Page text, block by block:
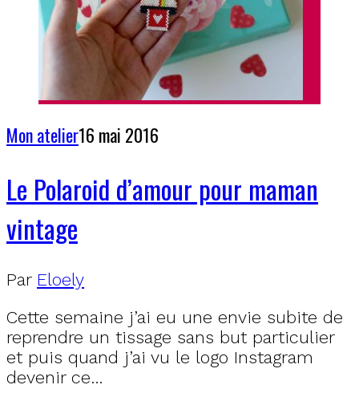
Mon atelier16 mai 2016
Le Polaroid d’amour pour maman
vintage
Par Eloely
Cette semaine j’ai eu une envie subite de
reprendre un tissage sans but particulier
et puis quand j’ai vu le logo Instagram
devenir ce…